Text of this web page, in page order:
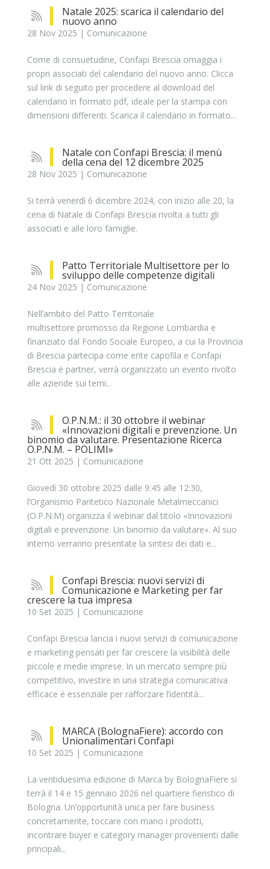
Natale 2025: scarica il calendario del
nuovo anno
28 Nov 2025 | Comunicazione
Come di consuetudine, Confapi Brescia omaggia i
propri associati del calendario del nuovo anno. Clicca
sul link di seguito per procedere al download del
calendario in formato pdf, ideale per la stampa con
dimensioni differenti. Scarica il calendario in formato...
Natale con Confapi Brescia: il menù
della cena del 12 dicembre 2025
28 Nov 2025 | Comunicazione
Si terrà venerdì 6 dicembre 2024, con inizio alle 20, la
cena di Natale di Confapi Brescia rivolta a tutti gli
associati e alle loro famiglie.
Patto Territoriale Multisettore per lo
sviluppo delle competenze digitali
24 Nov 2025 | Comunicazione
Nell’ambito del Patto Territoriale
multisettore promosso da Regione Lombardia e
finanziato dal Fondo Sociale Europeo, a cui la Provincia
di Brescia partecipa come ente capofila e Confapi
Brescia è partner, verrà organizzato un evento rivolto
alle aziende sui temi...
O.P.N.M.: il 30 ottobre il webinar
«Innovazioni digitali e prevenzione. Un
binomio da valutare. Presentazione Ricerca
O.P.N.M. – POLIMI»
21 Ott 2025 | Comunicazione
Giovedì 30 ottobre 2025 dalle 9:45 alle 12:30,
l’Organismo Paritetico Nazionale Metalmeccanici
(O.P.N.M) organizza il webinar dal titolo «Innovazioni
digitali e prevenzione. Un binomio da valutare». Al suo
interno verranno presentate la sintesi dei dati e...
Confapi Brescia: nuovi servizi di
Comunicazione e Marketing per far
crescere la tua impresa
10 Set 2025 | Comunicazione
Confapi Brescia lancia i nuovi servizi di comunicazione
e marketing pensati per far crescere la visibilità delle
piccole e medie imprese. In un mercato sempre più
competitivo, investire in una strategia comunicativa
efficace è essenziale per rafforzare l’identità...
MARCA (BolognaFiere): accordo con
Unionalimentari Confapi
10 Set 2025 | Comunicazione
La ventiduesima edizione di Marca by BolognaFiere si
terrà il 14 e 15 gennaio 2026 nel quartiere fieristico di
Bologna. Un’opportunità unica per fare business
concretamente, toccare con mano i prodotti,
incontrare buyer e category manager provenienti dalle
principali...